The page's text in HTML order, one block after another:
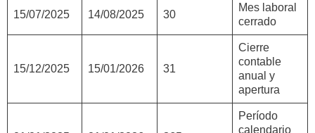
15/07/2025 14/08/2025 30
Mes laboral
cerrado
15/12/2025 15/01/2026 31
Cierre
contable
anual y
apertura
Período
calendario